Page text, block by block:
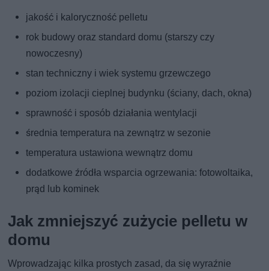
jakość i kaloryczność pelletu
rok budowy oraz standard domu (starszy czy
nowoczesny)
stan techniczny i wiek systemu grzewczego
poziom izolacji cieplnej budynku (ściany, dach, okna)
sprawność i sposób działania wentylacji
średnia temperatura na zewnątrz w sezonie
temperatura ustawiona wewnątrz domu
dodatkowe źródła wsparcia ogrzewania: fotowoltaika,
prąd lub kominek
Jak zmniejszyć zużycie pelletu w
domu
Wprowadzając kilka prostych zasad, da się wyraźnie